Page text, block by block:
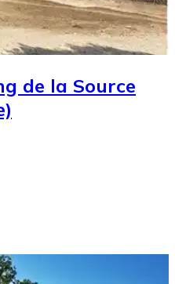
de la Source